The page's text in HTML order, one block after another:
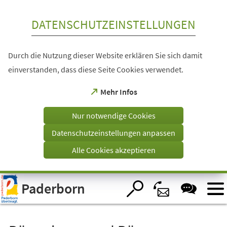
Visuelle
Assistenzsoftware
öffnen.
DATENSCHUTZEINSTELLUNGEN
Durch die Nutzung dieser Website erklären Sie sich damit
einverstanden, dass diese Seite Cookies verwendet.
Mehr Infos
(Öffnet
einem
Tab)
Nur notwendige Cookies
Datenschutzeinstellungen anpassen
Alle Cookies akzeptieren
Paderborn